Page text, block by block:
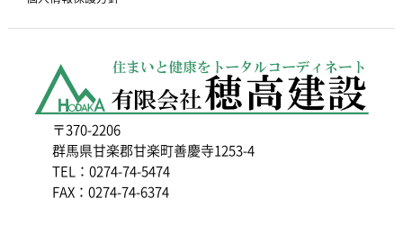
〒370-2206
群馬県甘楽郡甘楽町善慶寺1253-4
TEL：0274-74-5474
FAX：0274-74-6374